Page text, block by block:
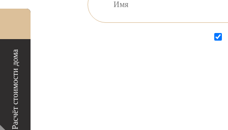
Расчёт стоимости дома